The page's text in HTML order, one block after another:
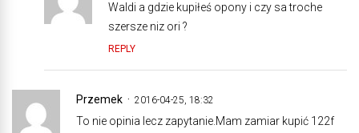
Waldi a gdzie kupiłeś opony i czy sa troche
szersze niz ori ?
REPLY
Przemek 2016-04-25, 18:32
To nie opinia lecz zapytanie.Mam zamiar kupić 122f